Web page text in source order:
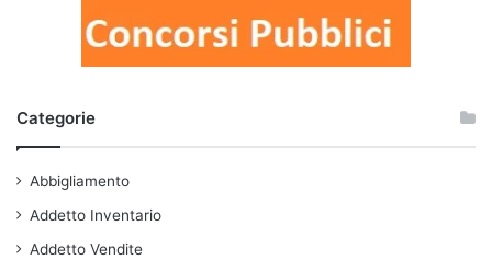
Categorie
Abbigliamento
Addetto Inventario
Addetto Vendite